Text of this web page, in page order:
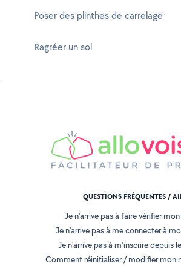
Poser des plinthes de carrelage
Ragréer un sol
QUESTIONS FRÉQUENTES /
Je n'arrive pas à faire vérifier
Je n'arrive pas à me connecter à
Je n'arrive pas à m'inscrire depuis
Comment réinitialiser / modifier mon